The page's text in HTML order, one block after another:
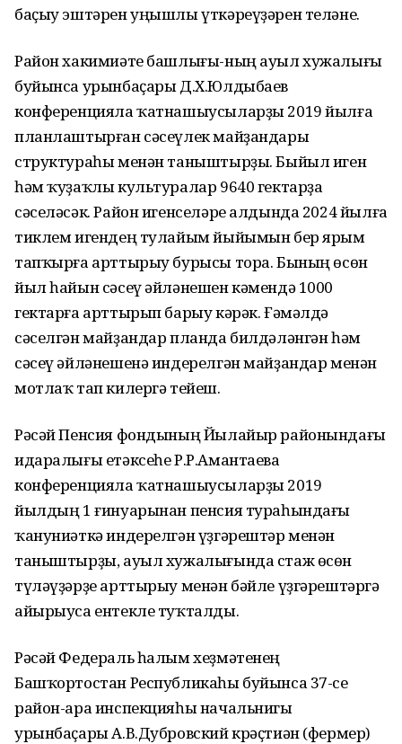
баҫыу эштәрен уңышлы үткәреүҙәрен теләне.
Район хакимиәте башлығы-ның ауыл хужалығы
буйынса урынбаҫары Д.Х.Юлдыбаев
конференцияла ҡатнашыусыларҙы 2019 йылға
планлаштырған сәсеүлек майҙандары
структураһы менән таныштырҙы. Быйыл иген
һәм ҡуҙаҡлы культуралар 9640 гектарҙа
сәселәсәк. Район игенселәре алдында 2024 йылға
тиклем игендең тулайым йыйымын бер ярым
тапҡырға арттырыу бурысы тора. Бының өсөн
йыл һайын сәсеү әйләнешен кәмендә 1000
гектарға арттырып барыу кәрәк. Ғәмәлдә
сәселгән майҙандар планда билдәләнгән һәм
сәсеү әйләнешенә индерелгән майҙандар менән
мотлаҡ тап килергә тейеш.
Рәсәй Пенсия фондының Йылайыр районындағы
идаралығы етәксеһе Р.Р.Амантаева
конференцияла ҡатнашыусыларҙы 2019
йылдың 1 ғинуарынан пенсия тураһындағы
ҡануниәткә индерелгән үҙгәрештәр менән
таныштырҙы, ауыл хужалығында стаж өсөн
түләүҙәрҙе арттырыу менән бәйле үҙгәрештәргә
айырыуса ентекле туҡталды.
Рәсәй Федераль һалым хеҙмәтенең
Башҡортостан Республикаһы буйынса 37-се
район-ара инспекцияһы начальнигы
урынбаҫары А.В.Дубровский крәҫтиән (фермер)